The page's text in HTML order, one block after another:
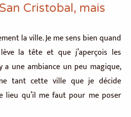
Cristobal, mais
la ville. Je me sens bien quand
la tête et que j’aperçois les
a une ambiance un peu magique,
tant cette ville que je décide
lieu qu’il me faut pour me poser